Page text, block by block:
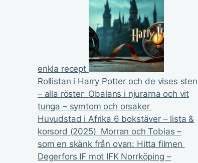
enkla recept
Rollistan i Harry Potter och de vises sten
– alla röster Obalans i njurarna och vit
tunga – symtom och orsaker
Huvudstad i Afrika 6 bokstäver – lista &
korsord (2025) Morran och Tobias –
som en skänk från ovan: Hitta filmen
Degerfors IF mot IFK Norrköping –